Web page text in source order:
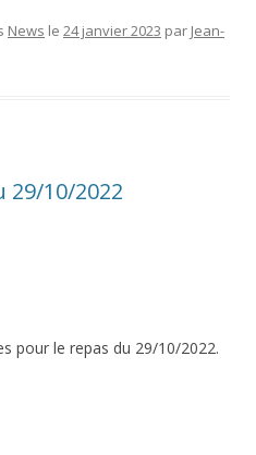
News le 24 janvier 2023 par Jean-
29/10/2022
pour le repas du 29/10/2022.